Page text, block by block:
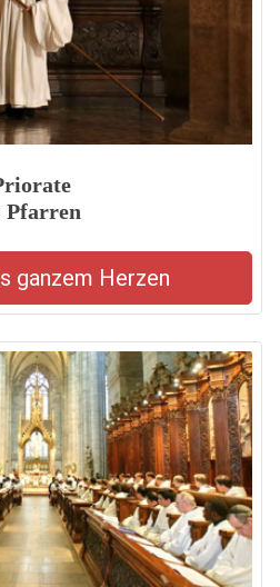
Pfarren
ganzem Herzen